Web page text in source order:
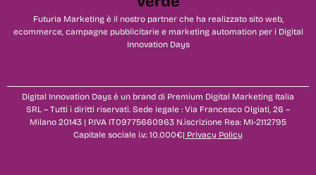
Futuria Marketing è il nostro partner che ha realizzato sito web,
ecommerce, campagne pubblicitarie e marketing automation per i Digital
Innovation Days
Digital Innovation Days è un brand di Premium Digital Marketing Italia
SRL – Tutti i diritti riservati. Sede legale : Via Francesco Olgiati, 26 –
Milano 20143 | P.IVA IT09775660963 N.iscrizione Rea: MI-2112795
Capitale sociale i.v.: 10.000€| Privacy Policy